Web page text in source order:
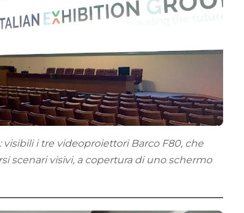
visibili i tre videoproiettori Barco F80, che
scenari visivi, a copertura di uno schermo